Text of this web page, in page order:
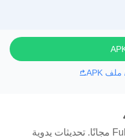
فضل خلفيات وخلفيات بجودة Full HD مجانًا. تحديثات يدوية